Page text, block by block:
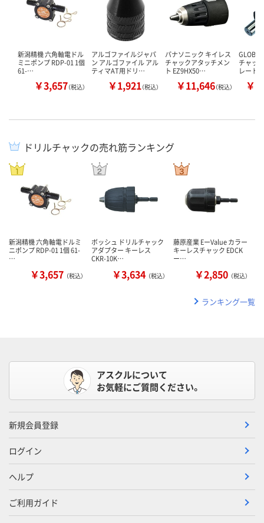
新潟精機 六角軸電ドル
ミニポンプ RDP-01 1個
61-…
￥3,657（税込）
アルゴファイルジャパ
ン アルゴファイル アル
ティマAT用ドリ…
￥1,921（税込）
パナソニック キイレス
チャックアタッチメン
ト EZ9HX50…
￥11,646（税込）
GLOBE
チャッ
レート
￥
ドリルチャックの売れ筋ランキング
新潟精機 六角軸電ドルミ
ニポンプ RDP-01 1個 61-
…
￥3,657 （税込）
ボッシュ ドリルチャック
アダプター キーレス
CKR-10K…
￥3,634 （税込）
藤原産業 EーValue カラー
キーレスチャック EDCK
ー…
￥2,850 （税込）
ランキング一覧
アスクルについて
お気軽にご質問ください。
新規会員登録
ログイン
ヘルプ
ご利用ガイド